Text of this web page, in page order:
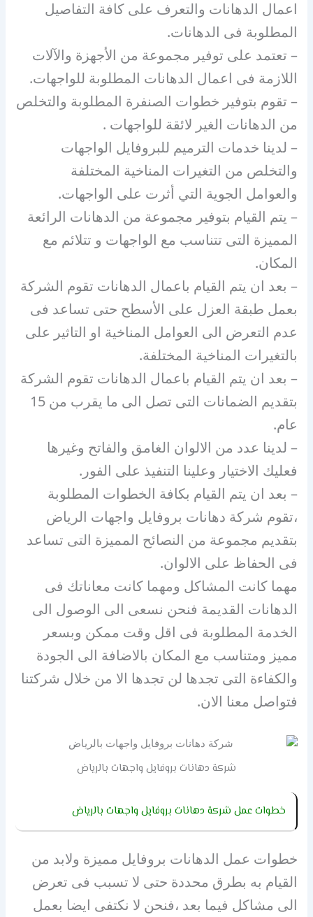
اعمال الدهانات والتعرف على كافة التفاصيل
المطلوبة فى الدهانات.
– تعتمد على توفير مجموعة من الأجهزة والآلات
اللازمة فى اعمال الدهانات المطلوبة للواجهات.
– تقوم بتوفير خطوات الصنفرة المطلوبة والتخلص
من الدهانات الغير لائقة للواجهات .
– لدينا خدمات الترميم للبروفايل الواجهات
والتخلص من التغيرات المناخية المختلفة
والعوامل الجوية التي أثرت على الواجهات.
– يتم القيام بتوفير مجموعة من الدهانات الرائعة
المميزة التى تتناسب مع الواجهات و تتلائم مع
المكان.
– بعد ان يتم القيام باعمال الدهانات تقوم الشركة
بعمل طبقة العزل على الأسطح حتى تساعد فى
عدم التعرض الى العوامل المناخية او التاثير على
بالتغيرات المناخية المختلفة.
– بعد ان يتم القيام باعمال الدهانات تقوم الشركة
بتقديم الضمانات التى تصل الى ما يقرب من 15
عام.
– لدينا عدد من الالوان الغامق والفاتح وغيرها
فعليك الاختيار وعلينا التنفيذ على الفور.
– بعد ان يتم القيام بكافة الخطوات المطلوبة
،تقوم شركة دهانات بروفايل واجهات الرياض
بتقديم مجموعة من النصائح المميزة التى تساعد
فى الحفاظ على الالوان.
مهما كانت المشاكل ومهما كانت معاناتك فى
الدهانات القديمة فنحن نسعى الى الوصول الى
الخدمة المطلوبة فى اقل وقت ممكن وبسعر
مميز ومتناسب مع المكان بالاضافة الى الجودة
والكفاءة التى تجدها لن تجدها الا من خلال شركتنا
فتواصل معنا الان.
شركة دهانات بروفايل واجهات بالرياض
خطوات عمل شركة دهانات بروفايل واجهات بالرياض
خطوات عمل الدهانات بروفايل مميزة ولابد من
القيام به بطرق محددة حتى لا تسبب فى تعرض
الى مشاكل فيما بعد ،فنحن لا نكتفى ايضا بعمل